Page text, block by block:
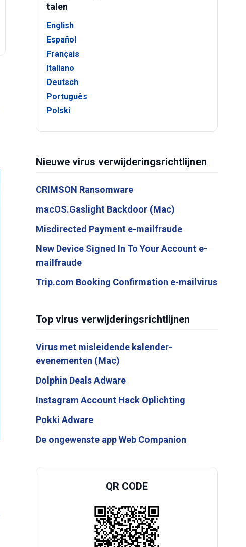
talen
English
Español
Français
Italiano
Deutsch
Português
Polski
Nieuwe virus verwijderingsrichtlijnen
CRIMSON Ransomware
macOS.Gaslight Backdoor (Mac)
Misdirected Payment e-mailfraude
New Device Signed In To Your Account e-
mailfraude
Trip.com Booking Confirmation e-mailvirus
Top virus verwijderingsrichtlijnen
Virus met misleidende kalender-
evenementen (Mac)
Dolphin Deals Adware
Instagram Account Hack Oplichting
Pokki Adware
De ongewenste app Web Companion
QR CODE